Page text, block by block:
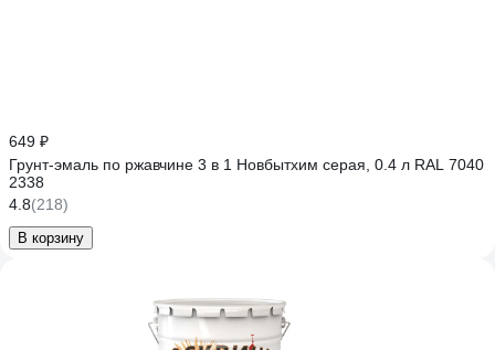
649 ₽
Грунт-эмаль по ржавчине 3 в 1 Новбытхим серая, 0.4 л RAL 7040
2338
4.8(218)
В корзину